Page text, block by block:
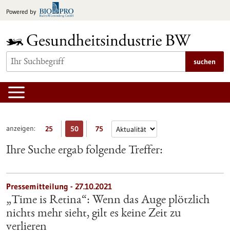
Inhalt
Powered by
suchen
anzeigen: 25 50 75
Ihre Suche ergab folgende Treffer:
Pressemitteilung - 27.10.2021
„Time is Retina“: Wenn das Auge plötzlich
nichts mehr sieht, gilt es keine Zeit zu
verlieren